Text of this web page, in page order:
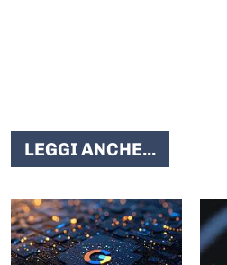
LEGGI ANCHE...